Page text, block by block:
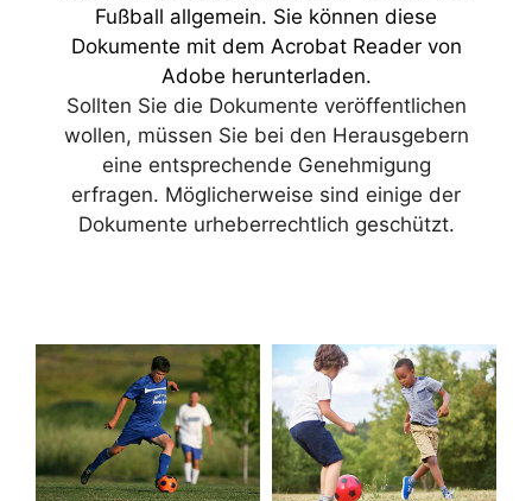
Fußball allgemein. Sie können diese
Dokumente mit dem Acrobat Reader von
Adobe herunterladen.
Sollten Sie die Dokumente veröffentlichen
wollen, müssen Sie bei den Herausgebern
eine entsprechende Genehmigung
erfragen. Möglicherweise sind einige der
Dokumente urheberrechtlich geschützt.